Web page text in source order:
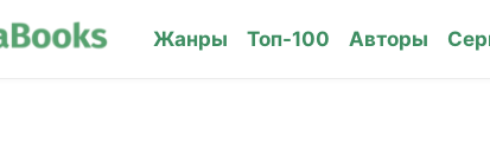
Жанры Топ-100 Авторы